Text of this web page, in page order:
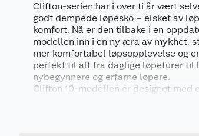
Clifton-serien har i over ti år vært
godt dempede løpesko – elsket av
komfort. Nå er den tilbake i en
modellen inn i en ny æra av mykhet,
mer komfortabel løpsopplevelse og
perfekt til alt fra daglige løpeturer til
nybegynnere og erfarne løpere.
Clifton 10-modellen er designet med